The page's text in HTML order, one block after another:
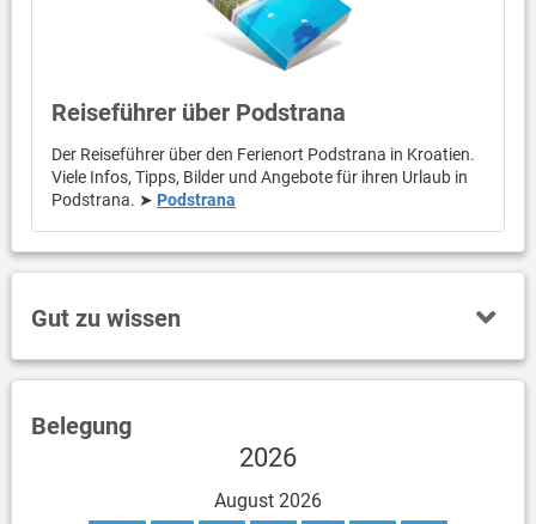
Wasserskaten. Aufgrund der Nähe von Split sind alle
Verkehrsverbindungen in der Nähe: Flughafen (27 km),
Seehafen (8 km), Busbahnhof für internationalen Verkehr (8
km), Bahnhof (8 km) und Autobahn (27 km). dann Golf-, Paddle-
Ankunft erhalten Sie von Ihrem Gastgeber viele nützliche
Restaurants und empfohlenen Tagestouren.
Reiseführer über Podstrana
Der Reiseführer über den Ferienort Podstrana in Kroatien.
Viele Infos, Tipps, Bilder und Angebote für ihren Urlaub in
Podstrana. ➤ Podstrana
Gut zu wissen
Belegung
2026
August 2026